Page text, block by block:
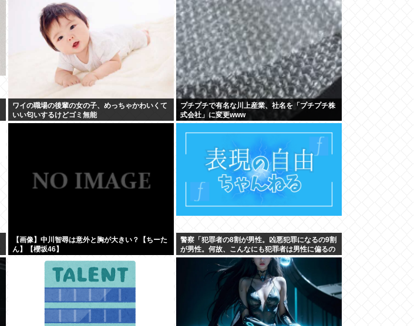
ワイの職場の後輩の女の子、めっちゃかわいくて
いい匂いするけどゴミ無能
プチプチで有名な川上産業、社名を「プチプチ株
式会社」に変更www
【画像】中川智尋は意外と胸が大きい？【ちーた
ん】【櫻坂46】
警察「犯罪者の8割が男性。凶悪犯罪になるの9割
が男性。何故、こんなにも犯罪者は男性に偏るの
か」